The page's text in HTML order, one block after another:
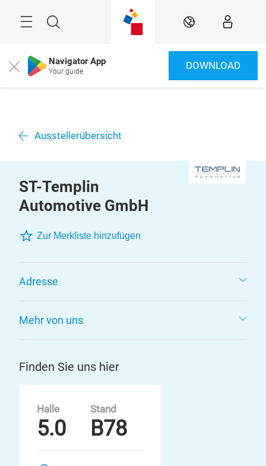
Suche DE
Close Navigator App
Your guide DOWNLOAD
Ausstellerübersicht
ST-Templin
Automotive GmbH
Zur Merkliste hinzufügen
Adresse
Mehr von uns
Finden Sie uns hier
Halle
5.0
Stand
B78